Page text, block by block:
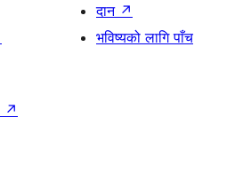
दान ↗
भविष्यको लागि पाँच
↗